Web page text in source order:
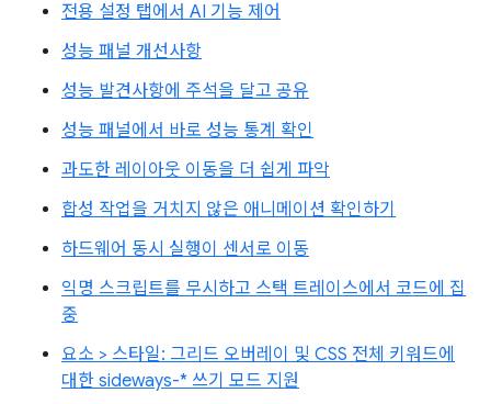
전용 설정 탭에서 AI 기능 제어
성능 패널 개선사항
성능 발견사항에 주석을 달고 공유
성능 패널에서 바로 성능 통계 확인
과도한 레이아웃 이동을 더 쉽게 파악
합성 작업을 거치지 않은 애니메이션 확인하기
하드웨어 동시 실행이 센서로 이동
익명 스크립트를 무시하고 스택 트레이스에서 코드에 집
중
요소 > 스타일: 그리드 오버레이 및 CSS 전체 키워드에
대한 sideways-* 쓰기 모드 지원